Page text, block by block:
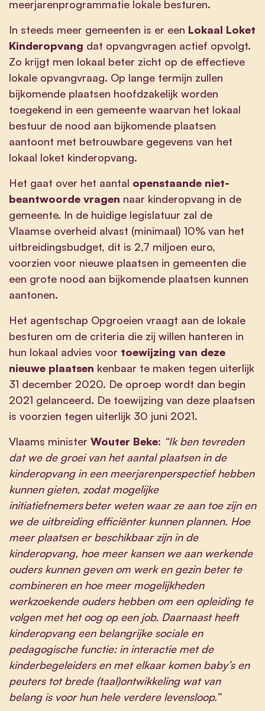
meerjarenprogrammatie lokale besturen.
In steeds meer gemeenten is er een Lokaal Loket
Kinderopvang dat opvangvragen actief opvolgt.
Zo krijgt men lokaal beter zicht op de effectieve
lokale opvangvraag. Op lange termijn zullen
bijkomende plaatsen hoofdzakelijk worden
toegekend in een gemeente waarvan het lokaal
bestuur de nood aan bijkomende plaatsen
aantoont met betrouwbare gegevens van het
lokaal loket kinderopvang.
Het gaat over het aantal openstaande niet-
beantwoorde vragen naar kinderopvang in de
gemeente. In de huidige legislatuur zal de
Vlaamse overheid alvast (minimaal) 10% van het
uitbreidingsbudget, dit is 2,7 miljoen euro,
voorzien voor nieuwe plaatsen in gemeenten die
een grote nood aan bijkomende plaatsen kunnen
aantonen.
Het agentschap Opgroeien vraagt aan de lokale
besturen om de criteria die zij willen hanteren in
hun lokaal advies voor toewijzing van deze
nieuwe plaatsen kenbaar te maken tegen uiterlijk
31 december 2020. De oproep wordt dan begin
2021 gelanceerd. De toewijzing van deze plaatsen
is voorzien tegen uiterlijk 30 juni 2021.
Vlaams minister Wouter Beke: “Ik ben tevreden
dat we de groei van het aantal plaatsen in de
kinderopvang in een meerjarenperspectief hebben
kunnen gieten, zodat mogelijke
initiatiefnemers beter weten waar ze aan toe zijn en
we de uitbreiding efficiënter kunnen plannen. Hoe
meer plaatsen er beschikbaar zijn in de
kinderopvang, hoe meer kansen we aan werkende
ouders kunnen geven om werk en gezin beter te
combineren en hoe meer mogelijkheden
werkzoekende ouders hebben om een opleiding te
volgen met het oog op een job. Daarnaast heeft
kinderopvang een belangrijke sociale en
pedagogische functie: in interactie met de
kinderbegeleiders en met elkaar komen baby’s en
peuters tot brede (taal)ontwikkeling wat van
belang is voor hun hele verdere levensloop.”